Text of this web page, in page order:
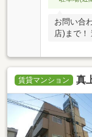
お問い合
店)まで！
賃貸マンション 真